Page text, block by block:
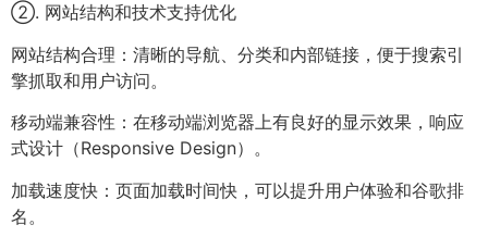
②. 网站结构和技术支持优化
网站结构合理：清晰的导航、分类和内部链接，便于搜索引
擎抓取和用户访问。
移动端兼容性：在移动端浏览器上有良好的显示效果，响应
式设计（Responsive Design）。
加载速度快：页面加载时间快，可以提升用户体验和谷歌排
名。